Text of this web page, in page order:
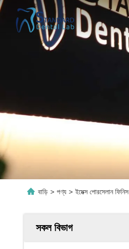
বাড়ি > পণ্য > ইমেক্স পোরসেলান ফিনিস
সকল বিভাগ